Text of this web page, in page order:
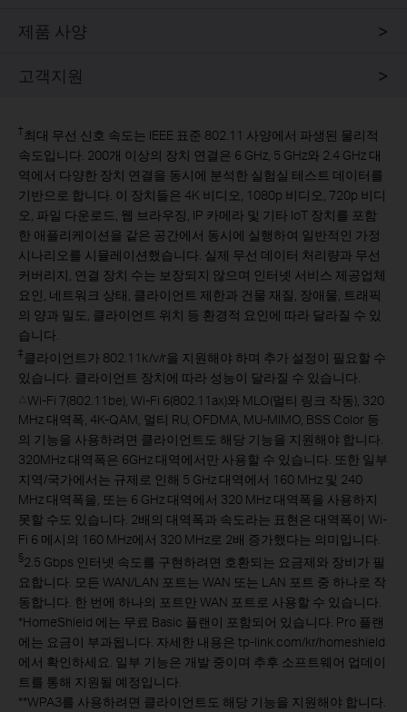
제품 사양
고객지원
† 최대 무선 신호 속도는 IEEE 표준 802.11 사양에서 파생된 물리적
속도입니다. 200개 이상의 장치 연결은 6 GHz, 5 GHz와 2.4 GHz 대
역에서 다양한 장치 연결을 동시에 분석한 실험실 테스트 데이터를
기반으로 합니다. 이 장치들은 4K 비디오, 1080p 비디오, 720p 비디
오, 파일 다운로드, 웹 브라우징, IP 카메라 및 기타 IoT 장치를 포함
한 애플리케이션을 같은 공간에서 동시에 실행하여 일반적인 가정
시나리오를 시뮬레이션했습니다. 실제 무선 데이터 처리량과 무선
커버리지, 연결 장치 수는 보장되지 않으며 인터넷 서비스 제공업체
요인, 네트워크 상태, 클라이언트 제한과 건물 재질, 장애물, 트래픽
의 양과 밀도, 클라이언트 위치 등 환경적 요인에 따라 달라질 수 있
습니다.
‡클라이언트가 802.11k/v/r을 지원해야 하며 추가 설정이 필요할 수
있습니다. 클라이언트 장치에 따라 성능이 달라질 수 있습니다.
Wi-Fi 7(802.11be), Wi-Fi 6(802.11ax)와 MLO(멀티 링크 작동), 320
MHz 대역폭, 4K-QAM, 멀티 RU, OFDMA, MU-MIMO, BSS Color 등
의 기능을 사용하려면 클라이언트도 해당 기능을 지원해야 합니다.
320MHz 대역폭은 6GHz 대역에서만 사용할 수 있습니다. 또한 일부
지역/국가에서는 규제로 인해 5 GHz 대역에서 160 MHz 및 240
MHz 대역폭을, 또는 6 GHz 대역에서 320 MHz 대역폭을 사용하지
못할 수도 있습니다. 2배의 대역폭과 속도라는 표현은 대역폭이 Wi-
Fi 6 메시의 160 MHz에서 320 MHz로 2배 증가했다는 의미입니다.
§2.5 Gbps 인터넷 속도를 구현하려면 호환되는 요금제와 장비가 필
요합니다. 모든 WAN/LAN 포트는 WAN 또는 LAN 포트 중 하나로 작
동합니다. 한 번에 하나의 포트만 WAN 포트로 사용할 수 있습니다.
*HomeShield 에는 무료 Basic 플랜이 포함되어 있습니다. Pro 플랜
에는 요금이 부과됩니다. 자세한 내용은 tp-link.com/kr/homeshield
에서 확인하세요. 일부 기능은 개발 중이며 추후 소프트웨어 업데이
트를 통해 지원될 예정입니다.
**WPAЗ를 사용하려면 클라이언트도 해당 기능을 지원해야 합니다.